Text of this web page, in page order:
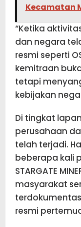
Kecamatan
“Ketika
dan negara
resmi seperti
kemitraan
tetapi
kebijakan
Di tingkat
perusahaan
telah terjadi.
beberapa kali
STARGATE
masyarakat
resmi